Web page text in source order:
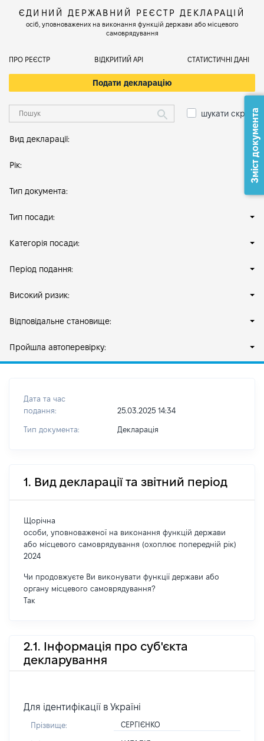
ЄДИНИЙ ДЕРЖАВНИЙ РЕЄСТР ДЕКЛАРАЦІЙ
осіб, уповноважених на виконання функцій держави або місцевого
самоврядування
ПРО РЕЄСТР ВІДКРИТИЙ АРІ СТАТИСТИЧНІ ДАНІ
Подати декларацію
шукати скрізь
Вид декларації:
Рік:
Тип документа:
Тип посади:
Категорія посади:
Період подання:
Високий ризик:
Відповідальне становище:
Пройшла автоперевірку:
Дата та час
подання:
25.03.2025 14:34
Тип документа: Декларація
1. Вид декларації та звітний період
Щорічна
особи, уповноваженої на виконання функцій держави
або місцевого самоврядування (охоплює попередній рік)
2024
Чи продовжуєте Ви виконувати функції держави або
органу місцевого самоврядування?
Так
2.1. Інформація про суб'єкта
декларування
Для ідентифікації в Україні
Прізвище: СЕРГІЄНКО
Зміст документа